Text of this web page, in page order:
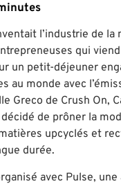
l’industrie de la
qui
un petit-déjeuner
au monde avec
Greco de Crush On,
de prôner la
upcyclés et
durée.
avec Pulse,